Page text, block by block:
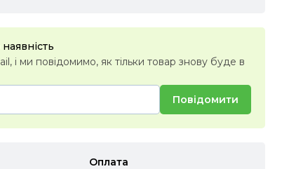
і ми повідомимо, як тільки товар знову буде в
Повідомити
Оплата